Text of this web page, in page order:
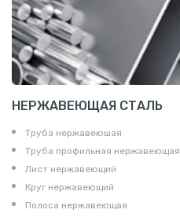
НЕРЖАВЕЮЩАЯ СТАЛЬ
Труба нержавеюшая
Труба профильная нержавеющая
Лист нержавеющий
Круг нержавеющий
Полоса нержавеющая